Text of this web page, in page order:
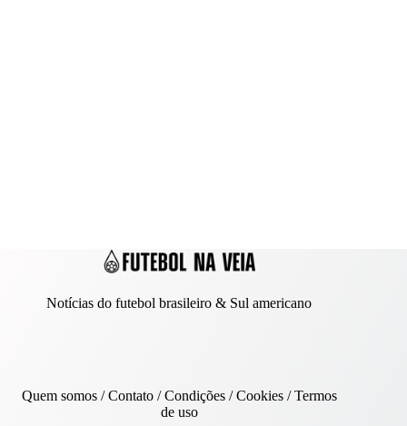
Notícias do futebol brasileiro & Sul americano
Quem somos/Contato/ Condições /Cookies/Termos
de uso